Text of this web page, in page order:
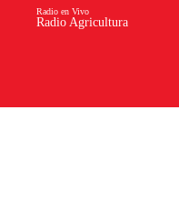
Radio Agricultura
Radio en Vivo